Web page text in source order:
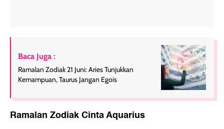
Baca Juga :
Ramalan Zodiak 21 Juni: Aries Tunjukkan
Kemampuan, Taurus Jangan Egois
Ramalan Zodiak Cinta Aquarius